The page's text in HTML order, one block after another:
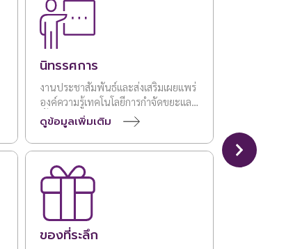
นิทรรศการ
งานประชาสัมพันธ์และส่งเสริมเผยแพร่
องค์ความรู้เทคโนโลยีการกำจัดขยะและ
น้ำเสียตามแนวพระราชดำริสู่
สาธารณชน ผ่านรูปแบบการจัด
นิทรรศการตามหน่วยงาน
ดูข้อมูลเพิ่มเติม
ของที่ระลึก